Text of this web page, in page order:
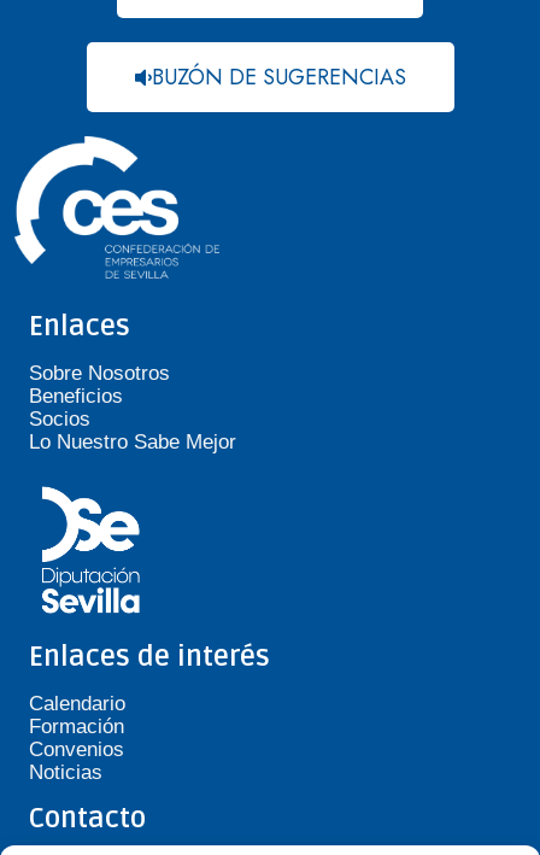
BUZÓN DE SUGERENCIAS
Enlaces
Sobre Nosotros
Beneficios
Socios
Lo Nuestro Sabe Mejor
Enlaces de interés
Calendario
Formación
Convenios
Noticias
Contacto